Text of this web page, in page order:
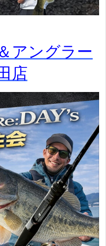
アングラー
店